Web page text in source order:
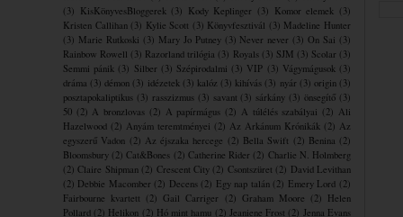
(3) KisKönyvesBloggerek (3) Kody Keplinger (3) Komor elemek (3)
Kristen Callihan (3) Kylie Scott (3) Könyvfesztivál (3) Madeline Hunter
(3) Marie Rutkoski (3) Mary Jo Putney (3) Never never (3) On Sai (3)
Rainbow Rowell (3) Razorland trilógia (3) Royals (3) SJM (3) Scolar (3)
Semmi pánik (3) Silber (3) Szépirodalmi (3) VIP (3) Vágymágusok (3)
dráma (3) démon (3) idézetek (3) kalóz (3) kihívás (3) nyár (3) origin (3)
posztapokaliptikus (3) rasszizmus (3) savant (3) sárkány (3) önsegítő (3)
50 (2) A bronzlovas (2) A papírmágus (2) A túlélés szabályai (2) Ali
Hazelwood (2) Anyám teremtményei (2) Az Arkánum Krónikák (2) Az
egyszerű Vadon (2) Az éjszaka hercege (2) Bella Swift (2) Benina (2)
Bloomsbury (2) Cat&Bones (2) Catherine Rider (2) Charlie N. Holmberg
(2) Claire Shipman (2) Crescent City (2) Csontszüret (2) David Levithan
(2) Debbie Macomber (2) Decens (2) Egy nap talán (2) Emery Lord (2)
Fairbourne kvartett (2) Gail Carriger (2) Graham Moore (2) Helen
Pollard (2) Helikon (2) Hó mint hamu (2) Jeaniene Frost (2) Jenna Evans